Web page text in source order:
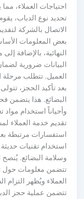
احتياجات العملاء، مما
تحديد نوع الدباب، يقوم
الاتصال بالشركة
بعض المعلومات
النهائية، بالإضافة إلى
البيانات ضرورية
العميل. تتطلب مرحلة
بعد تأكيد الحجز،
البضائع. هذا يتضمن
وأحياناً استخدام مواد
تقديم خدمة العملاء
استفسارات مرتبطة
استخدام تقنيات حديثة
وسلامة البضائع. يُنصح
تتضمن معلومات حول
العملاء ويُظهر التزام
تتضمن عملية حجز